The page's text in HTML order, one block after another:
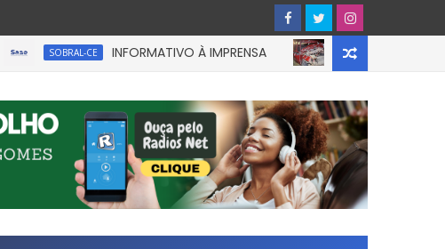
SOBRAL-CE INFORMATIVO À IMPRENSA CEARÁ UM homem